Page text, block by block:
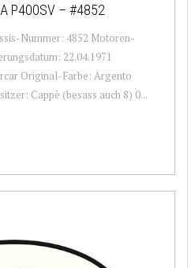
P400SV – #4852
Nummer: 4852 Motoren-
22.04.1971
Original-Farbe: Argento
Cappè (besass auch 8) 0...